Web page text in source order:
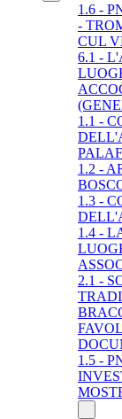
1.6 -
-
CUL
6.1 -
1.1 -
1.2 -
1.3 -
1.4 -
2.1 -
1.5 -